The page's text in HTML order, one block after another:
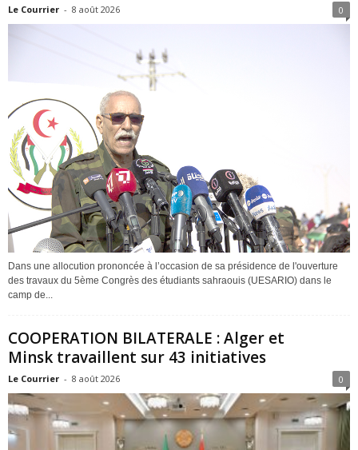
Le Courrier - 8 août 2026 0
Dans une allocution prononcée à l’occasion de sa présidence de l'ouverture
des travaux du 5ème Congrès des étudiants sahraouis (UESARIO) dans le
camp de...
COOPERATION BILATERALE : Alger et
Minsk travaillent sur 43 initiatives
Le Courrier - 8 août 2026 0